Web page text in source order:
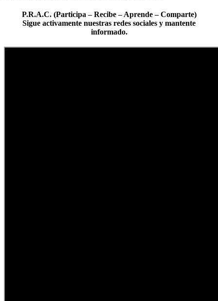
P.R.A.C. (Participa – Recibe – Aprende – Comparte)
Sigue activamente nuestras redes sociales y mantente
informado.